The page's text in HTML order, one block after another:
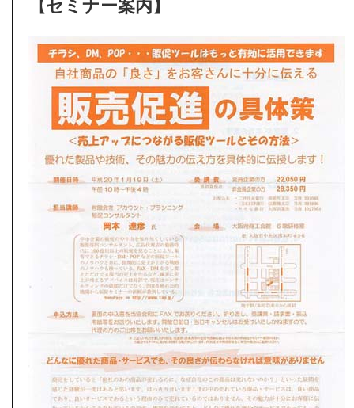
【セミナー案内】